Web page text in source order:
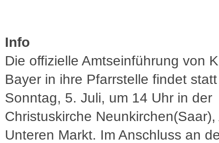
Info
Die offizielle Amtseinführung von
Bayer in ihre Pfarrstelle findet
Sonntag, 5. Juli, um 14 Uhr in der
Christuskirche Neunkirchen(Saar),
Unteren Markt. Im Anschluss an